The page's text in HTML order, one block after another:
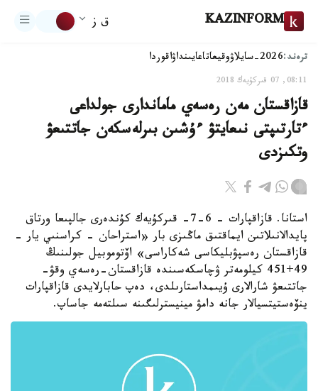
KAZINFORM ق ز
ترەند:2026-سايلاۋ وقيعاتاعايىنداۋاقوردا
08:11, 07 قىركۇيەك 2018
قازاقستان مەن رەسەي ماماندارى جولداعى
ءتارتىپتى نىعايتۋ ءۇشىن بىرلەسكەن جاتتىعۋ
وتكىزدى
استانا. قازاقپارات - 6-7- قىركۇيەك كۇندەرى جالپىعا ورتاق
پايدالانىلاتىن ايماقتىق ماڭىزى بار «استراحان - كراسنىي يار -
قازاقستان رەسپۋبليكاسى شەكاراسى» اۆتوموبيل جولىنىڭ
49+451 كيلومەتر ۋچاسكەسىندە قازاقستان-رەسەي وقۋ-
جاتتىعۋ شارالارى ۇيىمداستارىلدى، دەپ حابارلايدى قازاقپارات
ينۆەستيتسيالار جانە دامۋ مينيسترلىگىنە سىلتەمە جاساپ.